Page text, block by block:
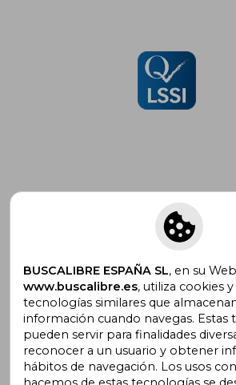
Suscríbete para recibir
promociones
¿Necesitas ayuda?
Ir a Centro de Soporte
BUSCALIBRE ESPAÑA SL, en su
www.buscalibre.es, utiliza cookies
tecnologías similares que
información cuando navegas. Estas
pueden servir para finalidades
reconocer a un usuario y obtener
hábitos de navegación. Los usos